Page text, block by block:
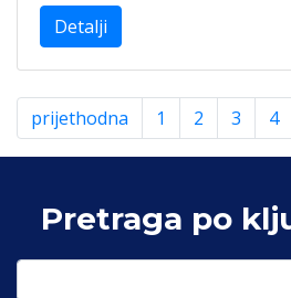
Detalji
prijethodna 1 2 3 4
Pretraga po